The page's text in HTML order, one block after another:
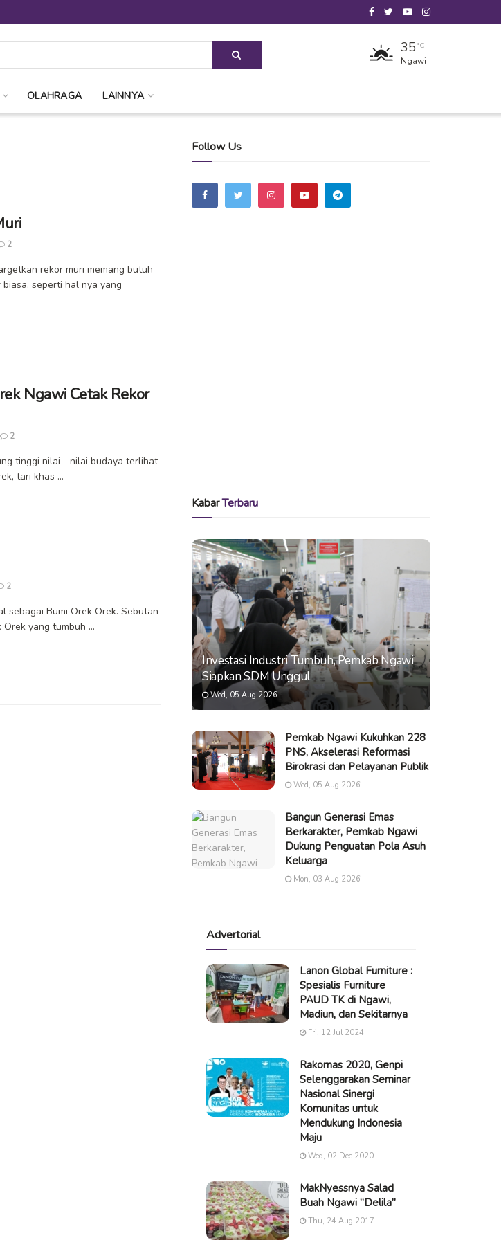
35 °C
Ngawi
OLAHRAGA LAINNYA
2
rekor muri memang butuh
seperti hal nya yang
Ngawi Cetak Rekor
2
tinggi nilai - nilai budaya terlihat
tari khas ...
2
sebagai Bumi Orek Orek. Sebutan
yang tumbuh ...
Follow Us
KabarTerbaru
Investasi Industri Tumbuh, Pemkab Ngawi
Siapkan SDM Unggul
Wed, 05 Aug 2026
Pemkab Ngawi Kukuhkan 228
PNS, Akselerasi Reformasi
Birokrasi dan Pelayanan Publik
Wed, 05 Aug 2026
Bangun Generasi Emas
Berkarakter, Pemkab Ngawi
Dukung Penguatan Pola Asuh
Keluarga
Mon, 03 Aug 2026
Advertorial
Lanon Global Furniture :
Spesialis Furniture
PAUD TK di Ngawi,
Madiun, dan Sekitarnya
Fri, 12 Jul 2024
Rakornas 2020, Genpi
Selenggarakan Seminar
Nasional Sinergi
Komunitas untuk
Mendukung Indonesia
Maju
Wed, 02 Dec 2020
MakNyessnya Salad
Buah Ngawi “Delila”
Thu, 24 Aug 2017